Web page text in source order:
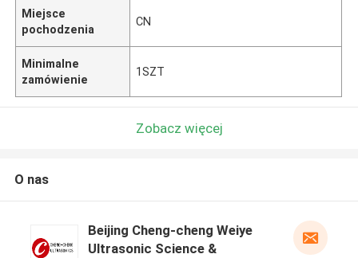
Miejsce
pochodzenia
CN
Minimalne
zamówienie
1SZT
Zobacz więcej
O nas
Beijing Cheng-cheng Weiye
Ultrasonic Science &